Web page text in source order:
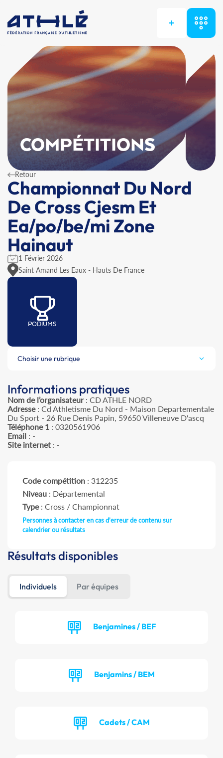
+
COMPÉTITIONS
Retour
Championnat Du Nord
De Cross Cjesm Et
Ea/po/be/mi Zone
Hainaut
1 Février 2026
Saint Amand Les Eaux - Hauts De France
PODIUMS
Choisir une rubrique
Informations pratiques
Nom de l’organisateur: CD ATHLE NORD
Adresse: Cd Athletisme Du Nord - Maison Departementale
Du Sport - 26 Rue Denis Papin, 59650 Villeneuve D'ascq
Téléphone 1 : 0320561906
Email : -
Site internet : -
Code compétition : 312235
Niveau : Départemental
Type: Cross / Championnat
Personnes à contacter en cas d'erreur de contenu sur
calendrier ou résultats
Résultats disponibles
Individuels Par équipes
Benjamines / BEF
Benjamins / BEM
Cadets / CAM